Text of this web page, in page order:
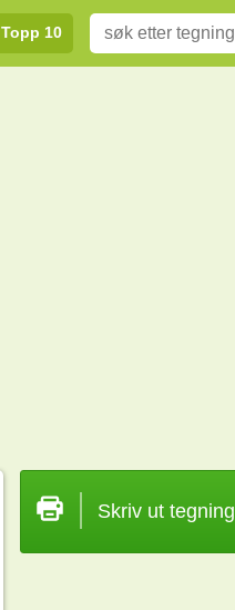
Topp 10
Skriv ut tegning